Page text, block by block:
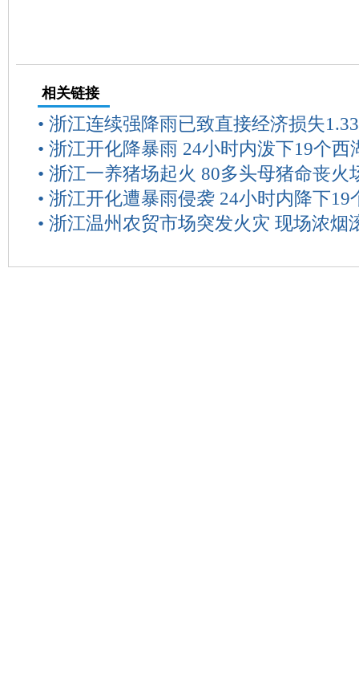
相关链接
• 浙江连续强降雨已致直接经济损失
• 浙江开化降暴雨 24小时内泼下19个西
• 浙江一养猪场起火 80多头母猪命丧火
• 浙江开化遭暴雨侵袭 24小时内降下19
• 浙江温州农贸市场突发火灾 现场浓烟